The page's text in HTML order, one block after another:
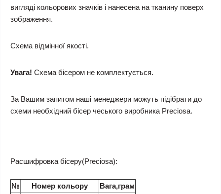
вигляді кольорових значків і нанесена на тканину поверх
зображення.
Схема відмінної якості.
Увага! Схема бісером не комплектується.
За Вашим запитом наші менеджери можуть підібрати до
схеми необхідний бісер чеського виробника Preciosa.
Расшифровка бісеру(Preciosa):
№ Номер кольору
Вага,грам